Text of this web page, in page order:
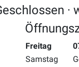
·
Wochentag
Freitag
Samstag